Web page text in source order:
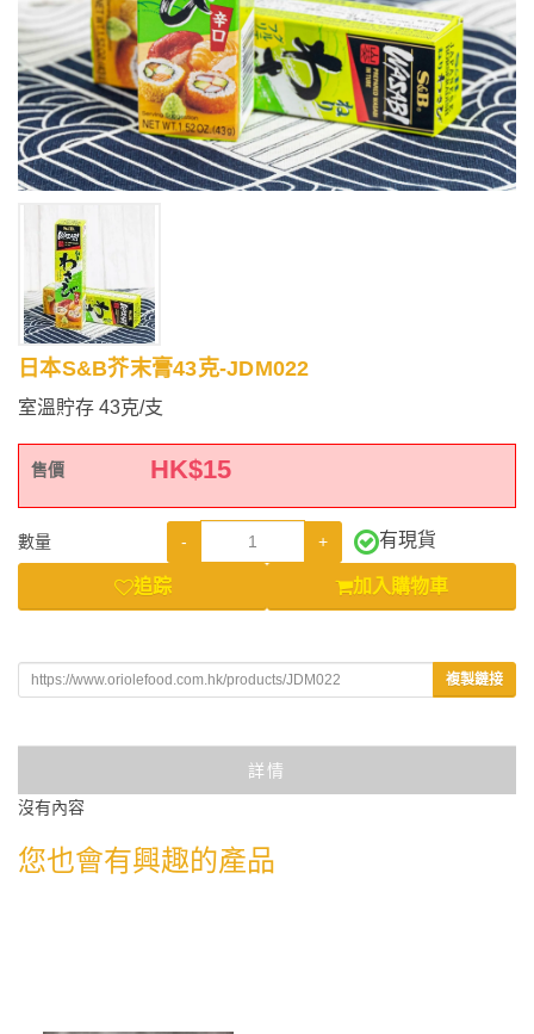
日本S&B芥末膏43克-JDM022
室溫貯存 43克/支
售價 HK$15
數量 - + 有現貨
追踪 加入購物車
複製鏈接
詳情
沒有內容
您也會有興趣的產品